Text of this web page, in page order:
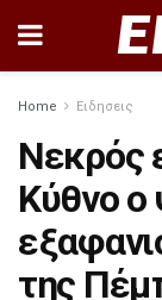
Home Ειδησεις
Νεκρός
Κύθνο ο
της